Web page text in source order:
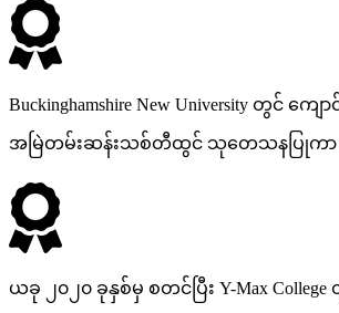
Buckinghamshire New University တွ
အမြဲတမ်းဆန်းသစ်တီထွင် သုတေသနပြုကာ သ
ယခု ၂၀၂၀ ခုနှစ်မှ စတင်ပြီး Y-Max College